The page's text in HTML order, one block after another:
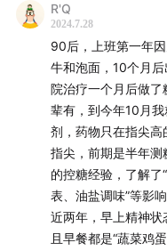
logo设计：颂赞
欢迎收听果壳时间，
播们会和嘉宾一起，
性，将热议话题深挖一
你可以在小宇宙、苹
音乐、豆瓣、Spotify
欢迎留下评论，你的
R'Q
2024.7.28
90后，上班第一年
牛和泡面，10个月
院治疗一个月后做
辈有，到今年10月
剂，药物只在指尖
指尖，前期是半年
的控糖经验，了解
表、油盐调味”等影
近两年，早上精神
且早餐都是“蔬菜鸡